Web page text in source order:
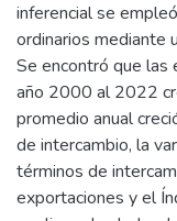
inferencial se
ordinarios mediante
Se encontró que las
año 2000 al 2022
promedio anual
de intercambio, la
términos de
exportaciones y el